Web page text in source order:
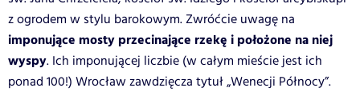
z ogrodem w stylu barokowym. Zwróćcie uwagę na
imponujące mosty przecinające rzekę i położone na niej
wyspy. Ich imponującej liczbie (w całym mieście jest ich
ponad 100!) Wrocław zawdzięcza tytuł „Wenecji Północy”.